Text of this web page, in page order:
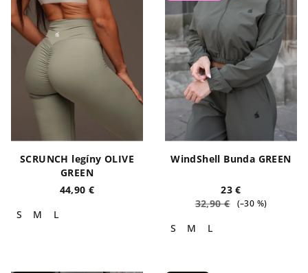
SCRUNCH legíny OLIVE
GREEN
44,90 €
S
M L
WindShell Bunda GREEN
23 €
32,90 €
(–30 %)
S M L